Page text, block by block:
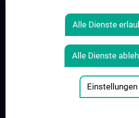
COOKIE-EINSTELLUNGEN
© 2026 Medizinische Universität Wien
Alle Dienste
Alle Dienste
Einstellungen